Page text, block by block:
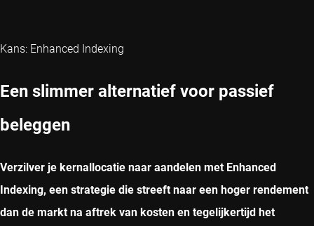
Kans: Enhanced Indexing
Een slimmer alternatief voor passief
beleggen
Verzilver je kernallocatie naar aandelen met Enhanced
Indexing, een strategie die streeft naar een hoger rendement
dan de markt na aftrek van kosten en tegelijkertijd het